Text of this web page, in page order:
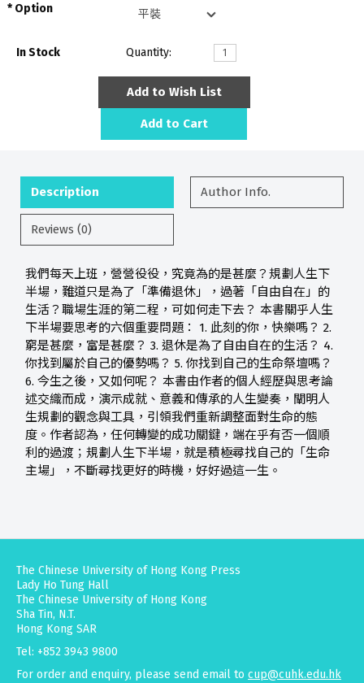
Option
In Stock Quantity:
Add to Wish List
Add to Cart
Description Author Info.
Reviews (0)
我們每天上班，營營役役，究竟為的是甚麼？規劃人生下
半場，難道只是為了「準備退休」，過著「自由自在」的
生活？職場生涯的第二程，可如何走下去？ 本書關乎人生
下半場要思考的六個重要問題： 1. 此刻的你，快樂嗎？ 2.
窮是甚麼，富是甚麼？ 3. 退休是為了自由自在的生活？ 4.
你找到屬於自己的優勢嗎？ 5. 你找到自己的生命祭壇嗎？
6. 今生之後，又如何呢？ 本書由作者的個人經歷與思考論
述交織而成，演示成就、意義和傳承的人生變奏，闡明人
生規劃的觀念與工具，引領我們重新調整面對生命的態
度。作者認為，任何轉變的成功關鍵，端在乎有否一個順
利的過渡；規劃人生下半場，就是積極尋找自己的「生命
主場」，不斷尋找更好的時機，好好過這一生。
The Chinese University of Hong Kong Press
Lady Ho Tung Hall
The Chinese University of Hong Kong
Sha Tin, N.T.
Hong Kong SAR
Tel: +852 3943 9800
For order and enquiry, please send email to cup@cuhk.edu.hk